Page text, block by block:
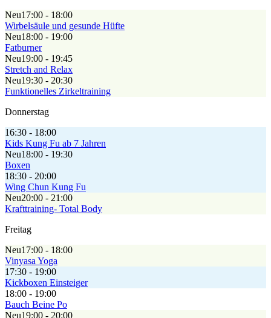
Neu17:00 - 18:00
Wirbelsäule und gesunde Hüfte
Neu18:00 - 19:00
Fatburner
Neu19:00 - 19:45
Stretch and Relax
Neu19:30 - 20:30
Funktionelles Zirkeltraining
Donnerstag
16:30 - 18:00
Kids Kung Fu ab 7 Jahren
Neu18:00 - 19:30
Boxen
18:30 - 20:00
Wing Chun Kung Fu
Neu20:00 - 21:00
Krafttraining- Total Body
Freitag
Neu17:00 - 18:00
Vinyasa Yoga
17:30 - 19:00
Kickboxen Einsteiger
18:00 - 19:00
Bauch Beine Po
Neu19:00 - 20:00